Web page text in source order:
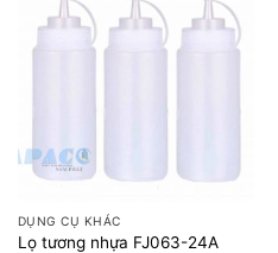
DỤNG CỤ KHÁC
Lọ tương nhựa FJ063-24A